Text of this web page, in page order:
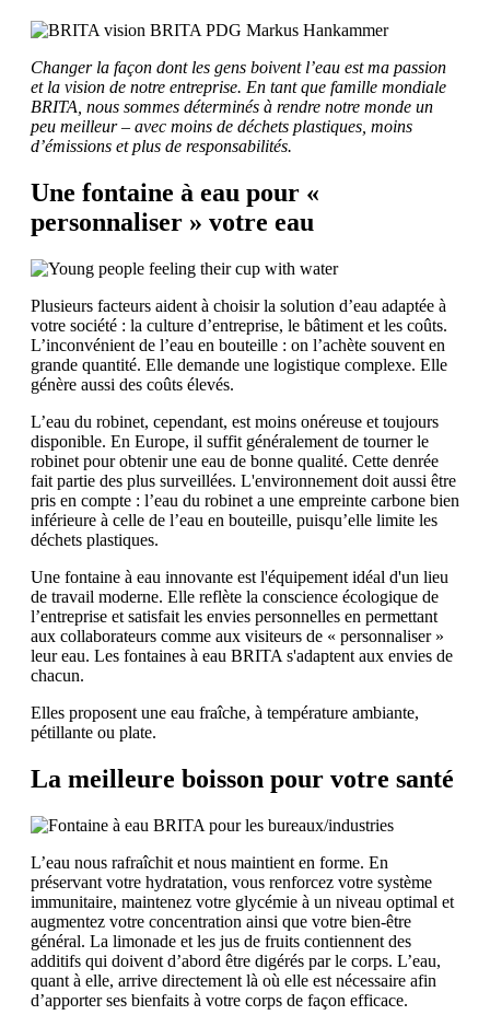
Changer la façon dont les gens boivent l’eau est ma passion
et la vision de notre entreprise. En tant que famille mondiale
BRITA, nous sommes déterminés à rendre notre monde un
peu meilleur – avec moins de déchets plastiques, moins
d’émissions et plus de responsabilités.
Une fontaine à eau pour «
personnaliser » votre eau
Plusieurs facteurs aident à choisir la solution d’eau adaptée à
votre société : la culture d’entreprise, le bâtiment et les coûts.
L’inconvénient de l’eau en bouteille : on l’achète souvent en
grande quantité. Elle demande une logistique complexe. Elle
génère aussi des coûts élevés.
L’eau du robinet, cependant, est moins onéreuse et toujours
disponible. En Europe, il suffit généralement de tourner le
robinet pour obtenir une eau de bonne qualité. Cette denrée
fait partie des plus surveillées. L'environnement doit aussi être
pris en compte : l’eau du robinet a une empreinte carbone bien
inférieure à celle de l’eau en bouteille, puisqu’elle limite les
déchets plastiques.
Une fontaine à eau innovante est l'équipement idéal d'un lieu
de travail moderne. Elle reflète la conscience écologique de
l’entreprise et satisfait les envies personnelles en permettant
aux collaborateurs comme aux visiteurs de « personnaliser »
leur eau. Les fontaines à eau BRITA s'adaptent aux envies de
chacun.
Elles proposent une eau fraîche, à température ambiante,
pétillante ou plate.
La meilleure boisson pour votre santé
L’eau nous rafraîchit et nous maintient en forme. En
préservant votre hydratation, vous renforcez votre système
immunitaire, maintenez votre glycémie à un niveau optimal et
augmentez votre concentration ainsi que votre bien-être
général. La limonade et les jus de fruits contiennent des
additifs qui doivent d’abord être digérés par le corps. L’eau,
quant à elle, arrive directement là où elle est nécessaire afin
d’apporter ses bienfaits à votre corps de façon efficace.